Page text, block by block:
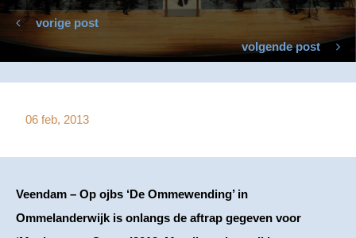
vorige post
volgende post
06 feb, 2013
Veendam – Op ojbs ‘De Ommewending’ in
Ommelanderwijk is onlangs de aftrap gegeven voor